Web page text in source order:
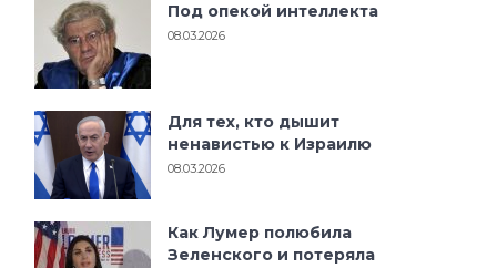
Под опекой интеллекта
08.03.2026
Для тех, кто дышит
ненавистью к Израилю
08.03.2026
Как Лумер полюбила
Зеленского и потеряла